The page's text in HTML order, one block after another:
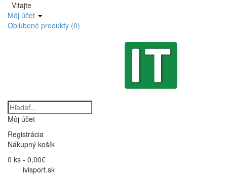
Vitajte
Môj účet
Obľúbené produkty (0)
Môj účet
Registrácia
Nákupný košík
0 ks - 0,00€
ivisport.sk